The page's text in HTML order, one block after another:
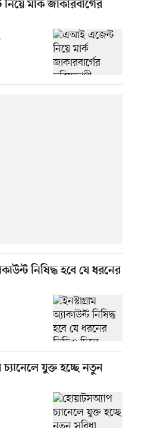
মার্ক জাকারবার্গের
নিষিদ্ধ হবে যে ধরনের
যুক্ত হচ্ছে নতুন